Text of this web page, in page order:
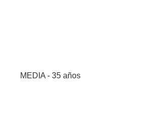
MEDIA - 35 años